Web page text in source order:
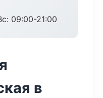
09:00-21:00
в